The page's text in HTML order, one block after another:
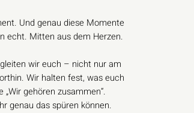
Und genau diese Momente
echt. Mitten aus dem Herzen.
wir euch – nicht nur am
Wir halten fest, was euch
gehören zusammen“.
genau das spüren können.